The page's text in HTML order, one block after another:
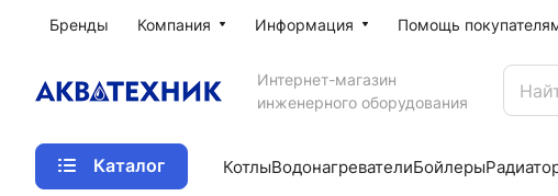
Бренды Компания Информация Помощь
Интернет-магазин
инженерного оборудования
Каталог КотлыВодонагревателиБойлеры